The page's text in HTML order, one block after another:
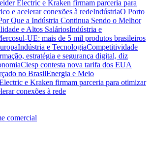
Electric e Kraken firmam parceria para
e acelerar conexões à redeIndústriaO Porto
Que a Indústria Continua Sendo o Melhor
e Altos SaláriosIndústria e
UE: mais de 5 mil produtos brasileiros
Indústria e TecnologiaCompetitividade
estratégia e segurança digital, diz
Ciesp contesta nova tarifa dos EUA
no BrasilEnergia e Meio
e Kraken firmam parceria para otimizar
conexões à rede
comercial